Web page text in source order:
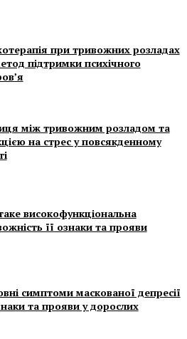
при тривожних розладах
підтримки психічного
між тривожним розладом та
на стрес у повсякденному
високофункціональна
її ознаки та прояви
симптоми маскованої депресії
та прояви у дорослих